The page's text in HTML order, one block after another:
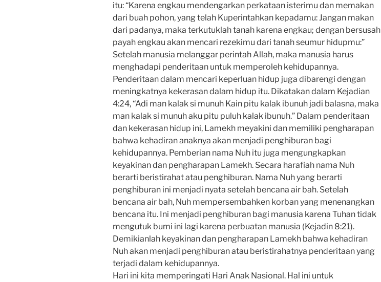
itu: “Karena engkau mendengarkan perkataan isterimu dan memakan
dari buah pohon, yang telah Kuperintahkan kepadamu: Jangan makan
dari padanya, maka terkutuklah tanah karena engkau; dengan bersusah
payah engkau akan mencari rezekimu dari tanah seumur hidupmu:”
Setelah manusia melanggar perintah Allah, maka manusia harus
menghadapi penderitaan untuk memperoleh kehidupannya.
Penderitaan dalam mencari keperluan hidup juga dibarengi dengan
meningkatnya kekerasan dalam hidup itu. Dikatakan dalam Kejadian
4:24, “Adi man kalak si munuh Kain pitu kalak ibunuh jadi balasna, maka
man kalak si munuh aku pitu puluh kalak ibunuh.” Dalam penderitaan
dan kekerasan hidup ini, Lamekh meyakini dan memiliki pengharapan
bahwa kehadiran anaknya akan menjadi penghiburan bagi
kehidupannya. Pemberian nama Nuh itu juga mengungkapkan
keyakinan dan pengharapan Lamekh. Secara harafiah nama Nuh
berarti beristirahat atau penghiburan. Nama Nuh yang berarti
penghiburan ini menjadi nyata setelah bencana air bah. Setelah
bencana air bah, Nuh mempersembahken korban yang menenangkan
bencana itu. Ini menjadi penghiburan bagi manusia karena Tuhan tidak
mengutuk bumi ini lagi karena perbuatan manusia (Kejadin 8:21).
Demikianlah keyakinan dan pengharapan Lamekh bahwa kehadiran
Nuh akan menjadi penghiburan atau beristirahatnya penderitaan yang
terjadi dalam kehidupannya.
Hari ini kita memperingati Hari Anak Nasional. Hal ini untuk